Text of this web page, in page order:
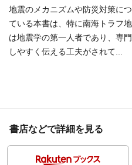
地震のメカニズムや防災対策に
ている本書は、特に南海トラフ
は地震学の第一人者であり、専
しやすく伝える工夫がされて...
書店などで詳細を見る